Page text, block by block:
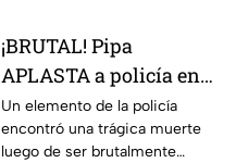
¡BRUTAL! Pipa
APLASTA a policía en
autopista de Veracruz;
filtran FOTO del cuerpo
Un elemento de la policía
encontró una trágica muerte
luego de ser brutalmente